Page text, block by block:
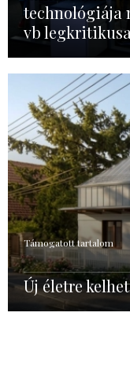
technológiája
vb
Támogatott tartalom
Új életre